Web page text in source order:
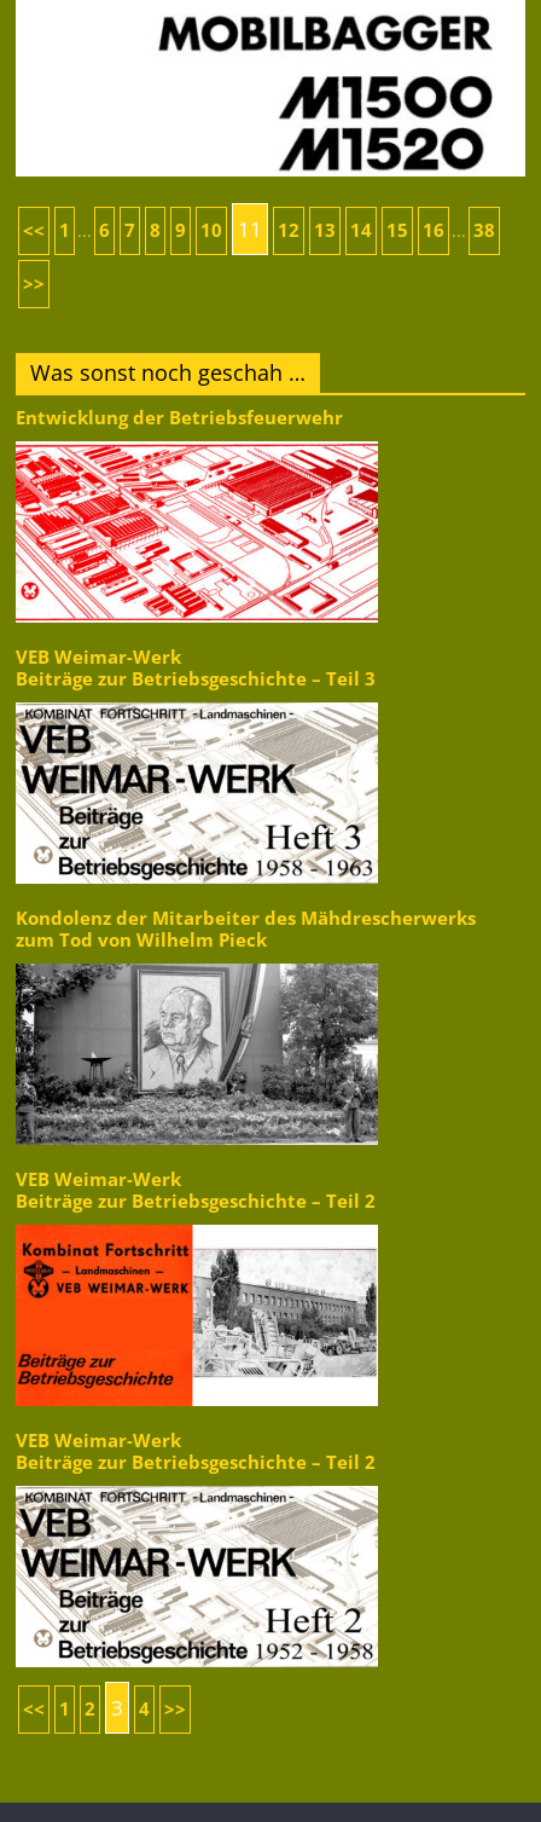
<< 1 ... 6 7 8 9 10 11 12 13 14 15 16 ... 38
>>
Was sonst noch geschah …
Entwicklung der Betriebsfeuerwehr
VEB Weimar-Werk
Beiträge zur Betriebsgeschichte – Teil 3
Kondolenz der Mitarbeiter des Mähdrescherwerks
zum Tod von Wilhelm Pieck
VEB Weimar-Werk
Beiträge zur Betriebsgeschichte – Teil 2
VEB Weimar-Werk
Beiträge zur Betriebsgeschichte – Teil 2
<< 1 2 3 4 >>